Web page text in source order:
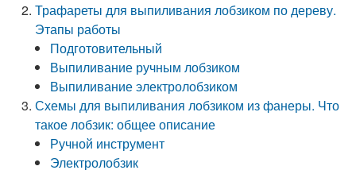
Трафареты для выпиливания лобзиком по дереву.
Этапы работы
Подготовительный
Выпиливание ручным лобзиком
Выпиливание электролобзиком
Схемы для выпиливания лобзиком из фанеры. Что
такое лобзик: общее описание
Ручной инструмент
Электролобзик